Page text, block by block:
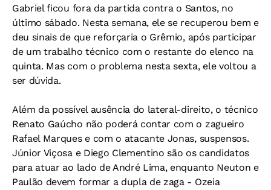
Gabriel ficou fora da partida contra o Santos, no
último sábado. Nesta semana, ele se recuperou bem e
deu sinais de que reforçaria o Grêmio, após participar
de um trabalho técnico com o restante do elenco na
quinta. Mas com o problema nesta sexta, ele voltou a
ser dúvida.
Além da possível ausência do lateral-direito, o técnico
Renato Gaúcho não poderá contar com o zagueiro
Rafael Marques e com o atacante Jonas, suspensos.
Júnior Viçosa e Diego Clementino são os candidatos
para atuar ao lado de André Lima, enquanto Neuton e
Paulão devem formar a dupla de zaga - Ozeia